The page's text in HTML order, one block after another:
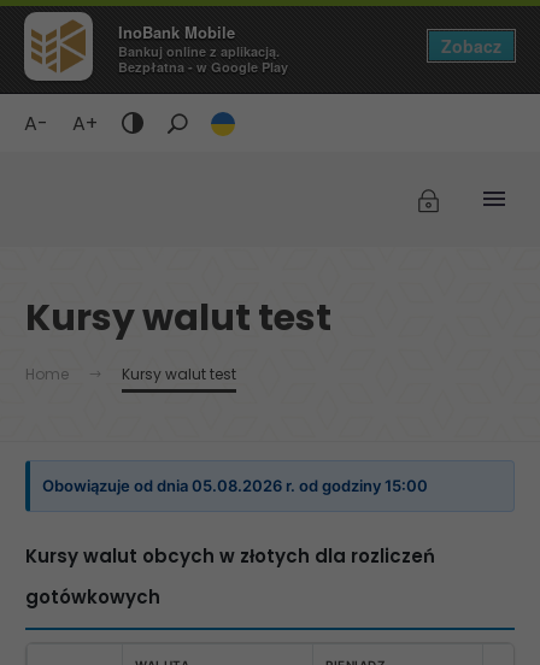
InoBank Mobile
Bankuj online z aplikacją.
Bezpłatna - w Google Play
Zobacz
A- A+
Tryb
żółty
tekst
Kursy walut test
Home Kursy walut test
Obowiązuje od dnia 05.08.2026 r. od godziny 15:00
Kursy walut obcych w złotych dla rozliczeń
gotówkowych